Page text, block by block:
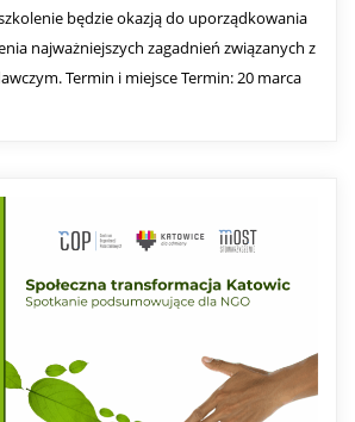
będzie okazją do uporządkowania
najważniejszych zagadnień związanych z
Termin i miejsce Termin: 20 marca